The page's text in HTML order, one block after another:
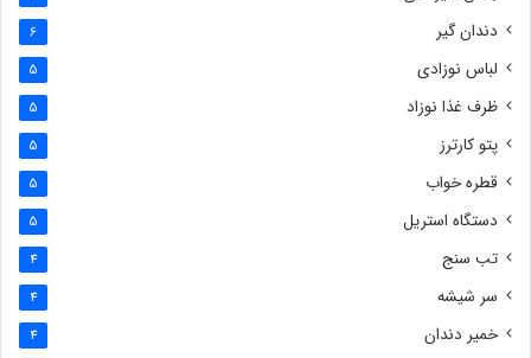
دندان گیر 6
لباس نوزادی 5
ظرف غذا نوزاد 5
پتو کارترز 5
قطره خواب 5
دستگاه استریل 5
تب سنج 4
سر شیشه 4
خمیر دندان 4